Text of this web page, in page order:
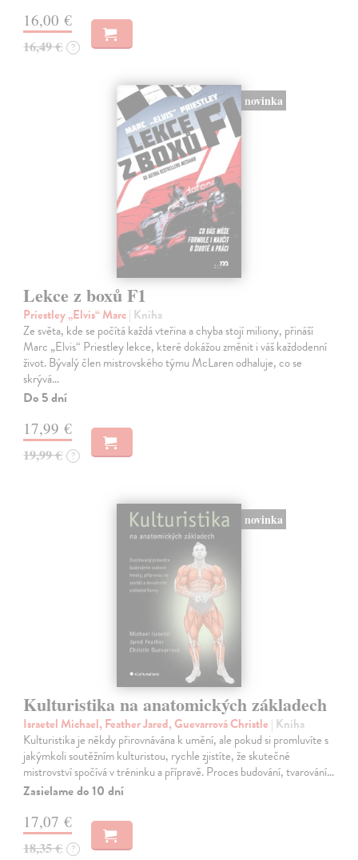
16,00 €
16,49 € ?
novinka
Lekce z boxů F1
Priestley „Elvis“ Marc| Kniha
Ze světa, kde se počítá každá vteřina a chyba stojí miliony, přináší
Marc „Elvis“ Priestley lekce, které dokážou změnit i váš každodenní
život. Bývalý člen mistrovského týmu McLaren odhaluje, co se
skrývá…
Do 5 dní
17,99 €
19,99 € ?
novinka
Kulturistika na anatomických základech
Israetel Michael, Feather Jared, Guevarrová Christle | Kniha
Kulturistika je někdy přirovnávána k umění, ale pokud si promluvíte s
jakýmkoli soutěžním kulturistou, rychle zjistíte, že skutečné
mistrovství spočívá v tréninku a přípravě. Proces budování, tvarování…
Zasielame do 10 dní
17,07 €
18,35 € ?